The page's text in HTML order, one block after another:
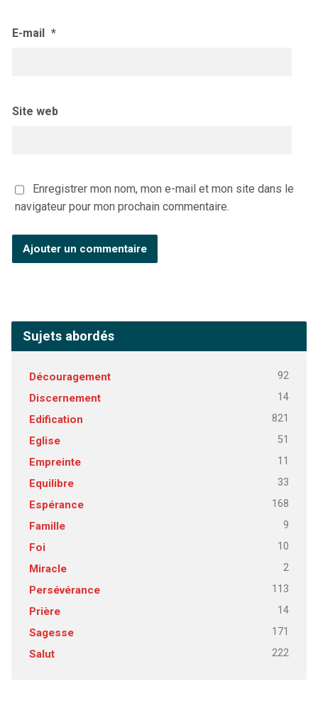
E-mail *
Site web
Enregistrer mon nom, mon e-mail et mon site dans le
navigateur pour mon prochain commentaire.
Sujets abordés
Découragement 92
Discernement 14
Edification 821
Eglise 51
Empreinte 11
Equilibre 33
Espérance 168
Famille 9
Foi 10
Miracle 2
Persévérance 113
Prière 14
Sagesse 171
Salut 222